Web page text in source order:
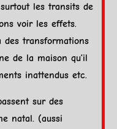
lestransits de
voir les effets.
des transformations
de la maison qu’il
inattendus etc.
sur des
natal. (aussi